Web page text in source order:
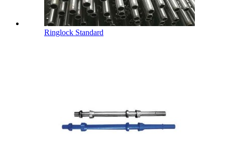
Ringlock Standard